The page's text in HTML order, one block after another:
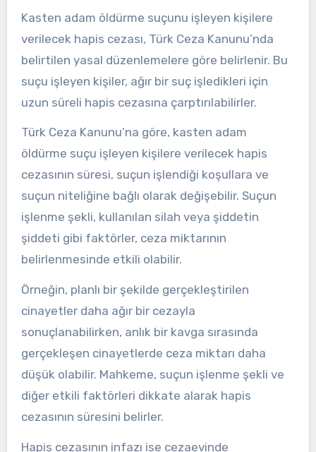
Kasten adam öldürme suçunu işleyen kişilere
verilecek hapis cezası, Türk Ceza Kanunu’nda
belirtilen yasal düzenlemelere göre belirlenir. Bu
suçu işleyen kişiler, ağır bir suç işledikleri için
uzun süreli hapis cezasına çarptırılabilirler.
Türk Ceza Kanunu’na göre, kasten adam
öldürme suçu işleyen kişilere verilecek hapis
cezasının süresi, suçun işlendiği koşullara ve
suçun niteliğine bağlı olarak değişebilir. Suçun
işlenme şekli, kullanılan silah veya şiddetin
şiddeti gibi faktörler, ceza miktarının
belirlenmesinde etkili olabilir.
Örneğin, planlı bir şekilde gerçekleştirilen
cinayetler daha ağır bir cezayla
sonuçlanabilirken, anlık bir kavga sırasında
gerçekleşen cinayetlerde ceza miktarı daha
düşük olabilir. Mahkeme, suçun işlenme şekli ve
diğer etkili faktörleri dikkate alarak hapis
cezasının süresini belirler.
Hapis cezasının infazı ise cezaevinde